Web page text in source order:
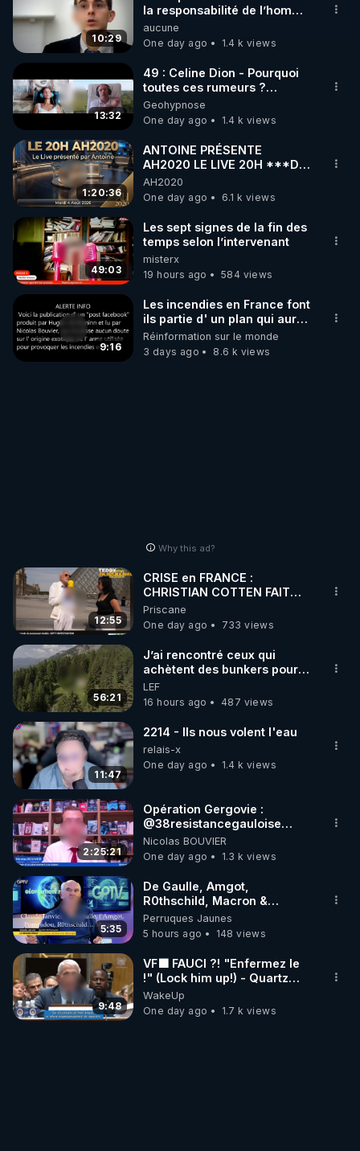
▶ 30 jours gratuit sur l’application de méditation et
de bien-être ENVOL :
Rendez-vous sur https://www.envol.app/code
le code : REGENERE
10:29
la responsabilité de l’homme
concernant le dioxyde de
carbone.
aucune
One day ago
1.4 k views
13:32
49 : Celine Dion - Pourquoi
toutes ces rumeurs ?
Enquête sous hypnose
Geohypnose
One day ago
1.4 k views
1:20:36
ANTOINE PRÉSENTE
AH2020 LE LIVE 20H ***DU
04/08/2026*** 📷LE
GRAND RÉVEIL EST EN
MARCHE 📷
AH2020
One day ago
6.1 k views
49:03
Les sept signes de la fin des
temps selon l’intervenant
misterx
19 hours ago
584 views
9:16
Les incendies en France font
ils partie d' un plan qui aurait
débuté le 11 septembre 2001
?
Réinformation sur le monde
3 days ago
8.6 k views
Why this ad?
12:55
CRISE en FRANCE :
CHRISTIAN COTTEN FAIT
une étrange découverte
Priscane
One day ago
733 views
56:21
J’ai rencontré ceux qui
achètent des bunkers pour
survivre à la fin du monde
LEF
16 hours ago
487 views
11:47
2214 - Ils nous volent l'eau
relais-x
One day ago
1.4 k views
2:25:21
Opération Gergovie :
‪@38resistancegauloise‬
‪@MarionSigautOfficiel‬
‪@gladysriifard5710‬ Laëtitia
Nicolas BOUVIER
One day ago
1.3 k views
5:35
De Gaulle, Amgot,
R0thschild, Macron &
Pompidou… Macron Claude
Janvier, GPTV, 18 X 2024
Perruques Jaunes
5 hours ago
148 views
9:48
VF🟩 FAUCI ?! "Enfermez le
!" (Lock him up!) - Quartz
Traduction
WakeUp
One day ago
1.7 k views